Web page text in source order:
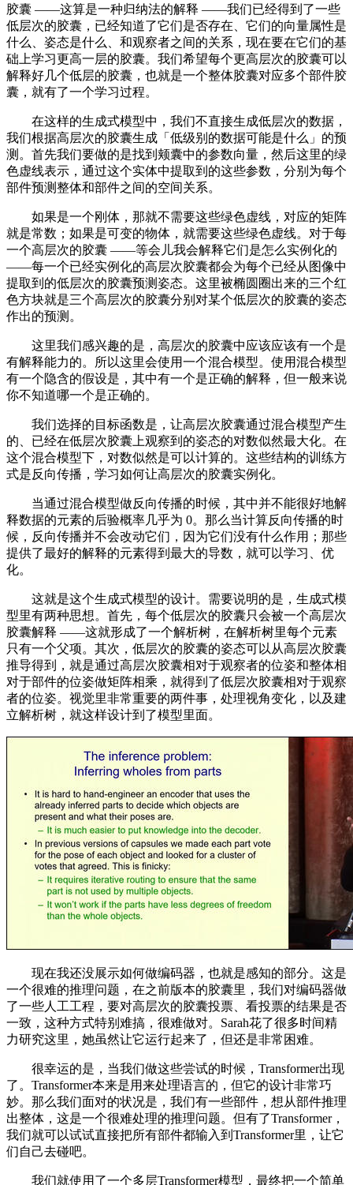
胶囊 ——这算是一种归纳法的解释 ——我们已经得到了一些
低层次的胶囊，已经知道了它们是否存在、它们的向量属性是
什么、姿态是什么、和观察者之间的关系，现在要在它们的基
础上学习更高一层的胶囊。我们希望每个更高层次的胶囊可以
解释好几个低层的胶囊，也就是一个整体胶囊对应多个部件胶
囊，就有了一个学习过程。
在这样的生成式模型中，我们不直接生成低层次的数据，
我们根据高层次的胶囊生成「低级别的数据可能是什么」的预
测。首先我们要做的是找到颊囊中的参数向量，然后这里的绿
色虚线表示，通过这个实体中提取到的这些参数，分别为每个
部件预测整体和部件之间的空间关系。
如果是一个刚体，那就不需要这些绿色虚线，对应的矩阵
就是常数；如果是可变的物体，就需要这些绿色虚线。对于每
一个高层次的胶囊 ——等会儿我会解释它们是怎么实例化的
——每一个已经实例化的高层次胶囊都会为每个已经从图像中
提取到的低层次的胶囊预测姿态。这里被椭圆圈出来的三个红
色方块就是三个高层次的胶囊分别对某个低层次的胶囊的姿态
作出的预测。
这里我们感兴趣的是，高层次的胶囊中应该应该有一个是
有解释能力的。所以这里会使用一个混合模型。使用混合模型
有一个隐含的假设是，其中有一个是正确的解释，但一般来说
你不知道哪一个是正确的。
我们选择的目标函数是，让高层次胶囊通过混合模型产生
的、已经在低层次胶囊上观察到的姿态的对数似然最大化。在
这个混合模型下，对数似然是可以计算的。这些结构的训练方
式是反向传播，学习如何让高层次的胶囊实例化。
当通过混合模型做反向传播的时候，其中并不能很好地解
释数据的元素的后验概率几乎为 0。那么当计算反向传播的时
候，反向传播并不会改动它们，因为它们没有什么作用；那些
提供了最好的解释的元素得到最大的导数，就可以学习、优
化。
这就是这个生成式模型的设计。需要说明的是，生成式模
型里有两种思想。首先，每个低层次的胶囊只会被一个高层次
胶囊解释 ——这就形成了一个解析树，在解析树里每个元素
只有一个父项。其次，低层次的胶囊的姿态可以从高层次胶囊
推导得到，就是通过高层次胶囊相对于观察者的位姿和整体相
对于部件的位姿做矩阵相乘，就得到了低层次胶囊相对于观察
者的位姿。视觉里非常重要的两件事，处理视角变化，以及建
立解析树，就这样设计到了模型里面。
现在我还没展示如何做编码器，也就是感知的部分。这是
一个很难的推理问题，在之前版本的胶囊里，我们对编码器做
了一些人工工程，要对高层次的胶囊投票、看投票的结果是否
一致，这种方式特别难搞，很难做对。Sarah花了很多时间精
力研究这里，她虽然让它运行起来了，但还是非常困难。
很幸运的是，当我们做这些尝试的时候，Transformer出现
了。Transformer本来是用来处理语言的，但它的设计非常巧
妙。那么我们面对的状况是，我们有一些部件，想从部件推理
出整体，这是一个很难处理的推理问题。但有了Transformer，
我们就可以试试直接把所有部件都输入到Transformer里，让它
们自己去碰吧。
我们就使用了一个多层Transformer模型，最终把一个简单